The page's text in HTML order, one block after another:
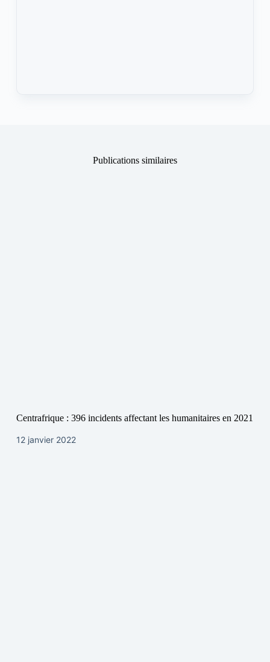
Publications similaires
Centrafrique : 396 incidents affectant les humanitaires en 2021
12 janvier 2022